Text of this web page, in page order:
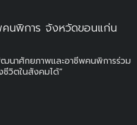
นพิการ จังหวัดขอนแก่น
ฒนาศักยภาพและอาชีพคนพิการร่วม
ชีวิตในสังคมได้”